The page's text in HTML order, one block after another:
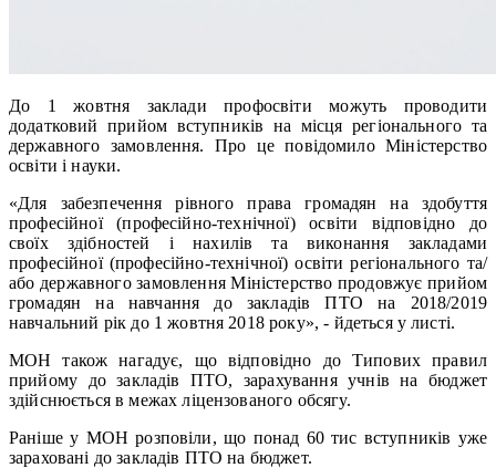
До 1 жовтня заклади профосвіти можуть проводити
додатковий прийом вступників на місця регіонального та
державного замовлення. Про це повідомило Міністерство
освіти і науки.
«Для забезпечення рівного права громадян на здобуття
професійної (професійно-технічної) освіти відповідно до
своїх здібностей і нахилів та виконання закладами
професійної (професійно-технічної) освіти регіонального та/
або державного замовлення Міністерство продовжує прийом
громадян на навчання до закладів ПТО на 2018/2019
навчальний рік до 1 жовтня 2018 року», - йдеться у листі.
МОН також нагадує, що відповідно до Типових правил
прийому до закладів ПТО, зарахування учнів на бюджет
здійснюється в межах ліцензованого обсягу.
Раніше у МОН розповіли, що понад 60 тис вступників уже
зараховані до закладів ПТО на бюджет.